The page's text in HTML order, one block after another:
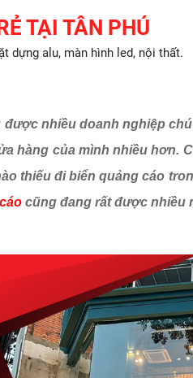
TẠI TÂN PHÚ
dựng alu, màn hình led, nội thất.
nhiều doanh nghiệp
hàng của mình nhiều hơn.
thiếu đi biển quảng cáo
cũng đang rất được nhiều